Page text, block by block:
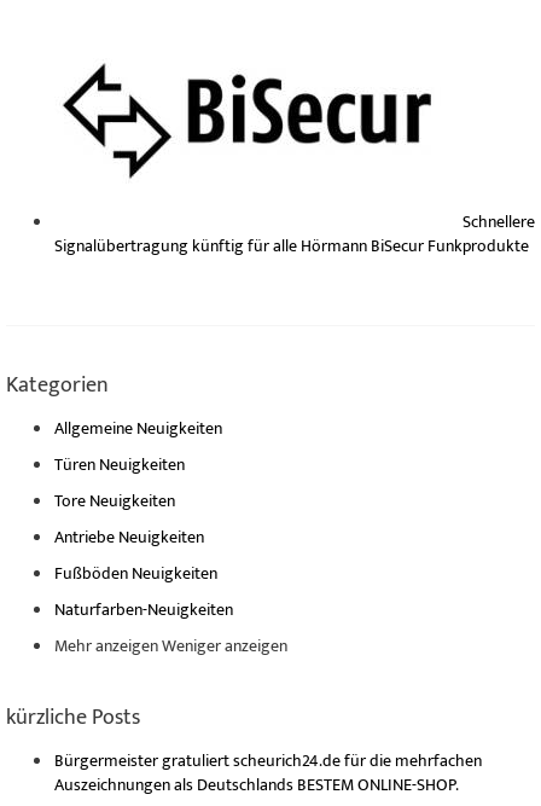
Schnellere
Signalübertragung künftig für alle Hörmann BiSecur Funkprodukte
Kategorien
Allgemeine Neuigkeiten
Türen Neuigkeiten
Tore Neuigkeiten
Antriebe Neuigkeiten
Fußböden Neuigkeiten
Naturfarben-Neuigkeiten
Mehr anzeigenWeniger anzeigen
kürzliche Posts
Bürgermeister gratuliert scheurich24.de für die mehrfachen
Auszeichnungen als Deutschlands BESTEM ONLINE-SHOP.